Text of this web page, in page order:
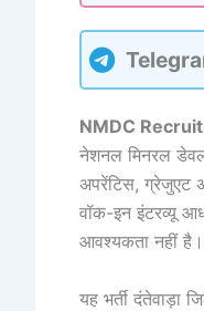
NMDC
नेशनल मिनरल
अपरेंटिस, ग्रेजुएट
वॉक-इन इंटरव्यू
आवश्यकता नहीं है।
यह भर्ती